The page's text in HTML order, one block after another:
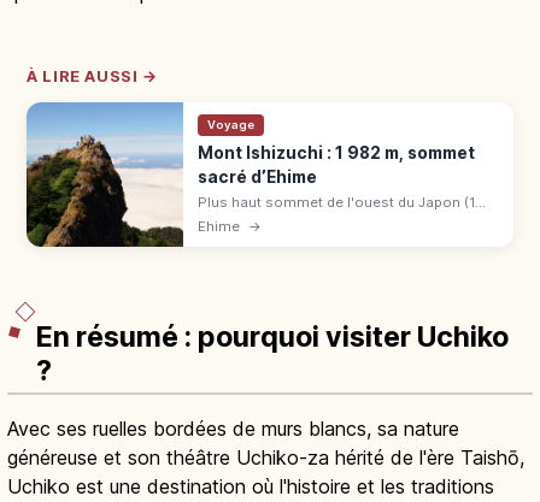
À LIRE AUSSI →
Voyage
Mont Ishizuchi : 1 982 m, sommet
sacré d’Ehime
Plus haut sommet de l'ouest du Japon (1
982 m), montagne sacrée d'Ehime :
Ehime →
En résumé : pourquoi visiter Uchiko
?
Avec ses ruelles bordées de murs blancs, sa nature
généreuse et son théâtre Uchiko-za hérité de l'ère Taishō,
Uchiko est une destination où l'histoire et les traditions